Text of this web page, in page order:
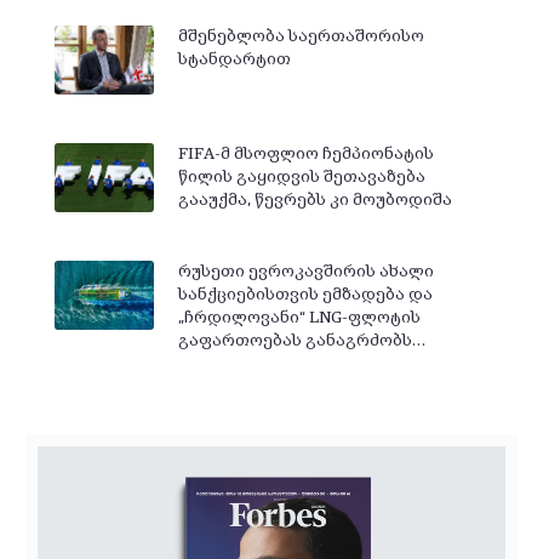
მშენებლობა საერთაშორისო
სტანდარტით
FIFA-მ მსოფლიო ჩემპიონატის
წილის გაყიდვის შეთავაზება
გააუქმა, წევრებს კი მოუბოდიშა
რუსეთი ევროკავშირის ახალი
სანქციებისთვის ემზადება და
„ჩრდილოვანი“ LNG-ფლოტის
გაფართოებას განაგრძობს…